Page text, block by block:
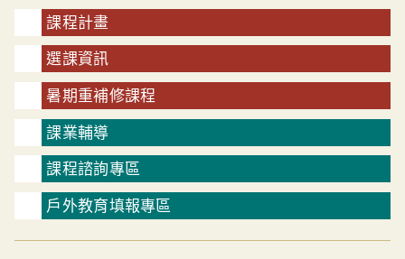
課程計畫
選課資訊
暑期重補修課程
課業輔導
課程諮詢專區
戶外教育填報專區